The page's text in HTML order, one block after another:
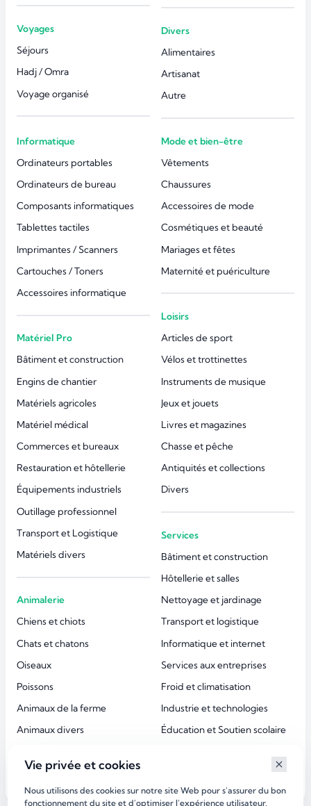
Voyages
Séjours
Hadj / Omra
Voyage organisé
Divers
Alimentaires
Artisanat
Autre
Informatique
Ordinateurs portables
Ordinateurs de bureau
Composants informatiques
Tablettes tactiles
Imprimantes / Scanners
Cartouches / Toners
Accessoires informatique
Matériel Pro
Bâtiment et construction
Engins de chantier
Matériels agricoles
Matériel médical
Commerces et bureaux
Restauration et hôtellerie
Équipements industriels
Outillage professionnel
Transport et Logistique
Matériels divers
Animalerie
Chiens et chiots
Chats et chatons
Oiseaux
Poissons
Animaux de la ferme
Animaux divers
Mode et bien-être
Vêtements
Chaussures
Accessoires de mode
Cosmétiques et beauté
Mariages et fêtes
Maternité et puériculture
Loisirs
Articles de sport
Vélos et trottinettes
Instruments de musique
Jeux et jouets
Livres et magazines
Chasse et pêche
Antiquités et collections
Divers
Services
Bâtiment et construction
Hôtellerie et salles
Nettoyage et jardinage
Transport et logistique
Informatique et internet
Services aux entreprises
Froid et climatisation
Industrie et technologies
Éducation et Soutien scolaire
Vie privée et cookies
Nous utilisons des cookies sur notre site Web pour s'assurer du bon
fonctionnement du site et d'optimiser l’expérience utilisateur.